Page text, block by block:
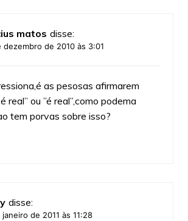
matos disse:
dezembro de 2010 às 3:01
as pesosas afirmarem
real” ou ”é real”,como podema
tem porvas sobre isso?
disse:
janeiro de 2011 às 11:28